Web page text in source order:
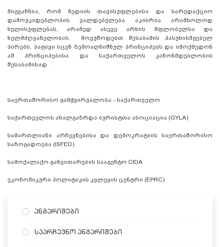
მიგვაჩნია, რომ მედიის თავისუფლებისა და სარედაქციო
დამოუკიდებლობის ვალდებულება აკისრია არამხოლოდ
ხელისუფლებას, არამედ ასევე არხის მფლობელსა და
ხელმძღვანელობას. მოვუწოდებთ შესაბამის პასუხისმგებელ
პირებს, პატივი სცენ ზემოაღნიშნულ პრინციპებს და იმოქმედონ
ამ პრინციპებისა და საქართველოს კანონმდებლობის
შესაბამისად.
საერთაშორისო გამჭვირვალობა - საქართველო
საქართველოს ახალგაზრდა იურისტთა ასოციაცია (GYLA)
სამართლიანი არჩევნებისა და დემოკრატიის საერთაშორისო
საზოგადოება (ISFED)
სამოქალაქო განვითარების სააგენტო CIDA
ეკონომიკური პოლიტიკის კვლევის ცენტრი (EPRC)
ანგარიშები
საარჩევნო ანგარიშები